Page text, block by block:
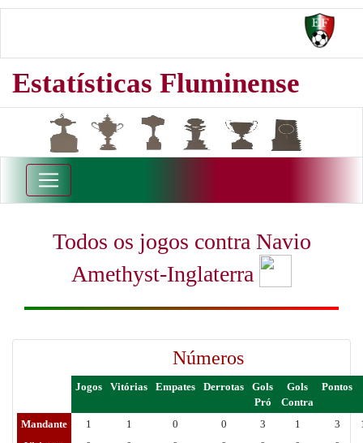
Estatísticas Fluminense
Todos os jogos contra Navio
Amethyst-Inglaterra
Números
Jogos Vitórias Empates Derrotas
Gols
Pró
Gols
Contra
Pontos
Mandante 1 1 0 0 3 1 3